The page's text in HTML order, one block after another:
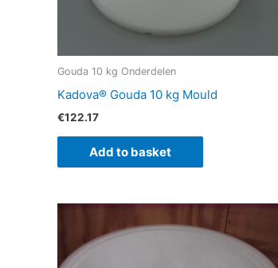
Gouda 10 kg Onderdelen
Kadova® Gouda 10 kg Mould
€122.17
Add to basket